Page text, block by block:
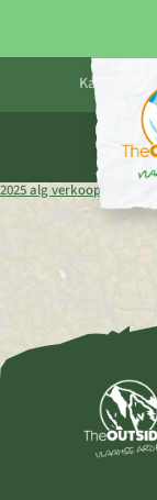
Kalender
2025 alg